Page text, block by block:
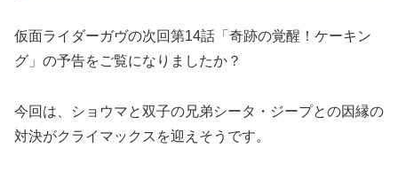
仮面ライダーガヴの次回第14話「奇跡の覚醒！ケーキン
グ」の予告をご覧になりましたか？
今回は、ショウマと双子の兄弟シータ・ジープとの因縁の
対決がクライマックスを迎えそうです。